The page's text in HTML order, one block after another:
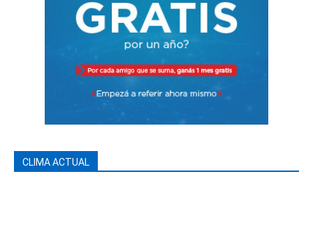
CLIMA ACTUAL